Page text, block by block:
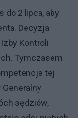
do 2 lipca, aby
Decyzja
Kontroli
Tymczasem
tej
sędziów,